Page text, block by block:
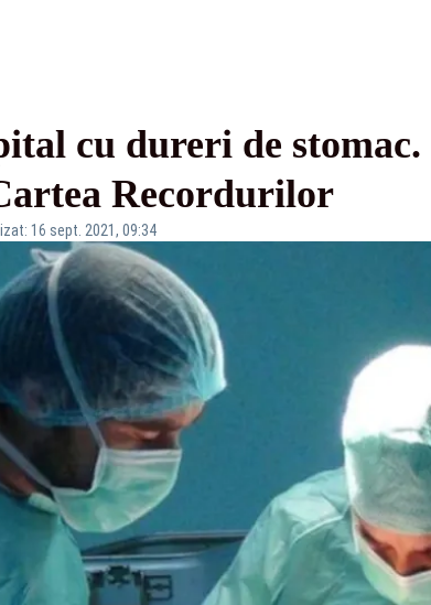
cu dureri de
Recordurilor
16 sept. 2021, 09:34